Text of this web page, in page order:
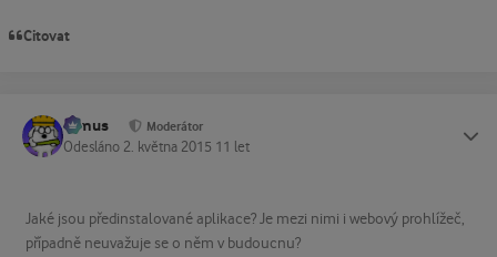
Citovat
tomus Moderátor
Odesláno 2. května 2015 11 let
Jaké jsou předinstalované aplikace? Je mezi nimi i webový prohlížeč,
případně neuvažuje se o něm v budoucnu?